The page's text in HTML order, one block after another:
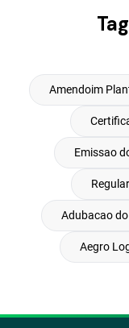
Amendoim
Emissao
Adubacao
Aegro